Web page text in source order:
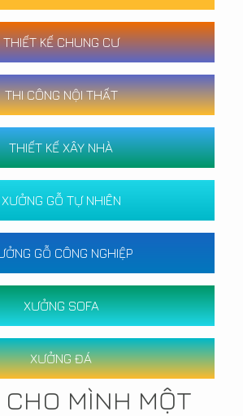
THIẾT KẾ CHUNG CƯ
THI CÔNG NỘI THẤT
THIẾT KẾ XÂY NHÀ
XƯỞNG GỖ TỰ NHIÊN
GỖ CÔNG NGHIỆP
XƯỞNG SOFA
XƯỞNG ĐÁ
CHO MÌNH MỘT